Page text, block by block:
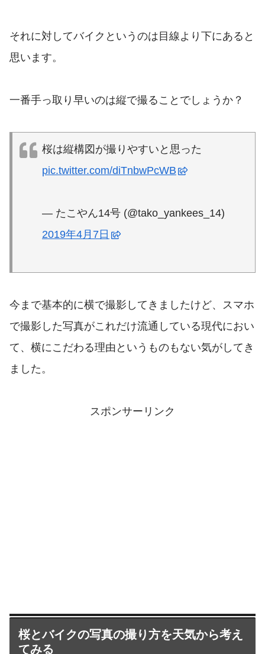
それに対してバイクというのは目線より下にあると
思います。
一番手っ取り早いのは縦で撮ることでしょうか？
桜は縦構図が撮りやすいと思った
pic.twitter.com/diTnbwPcWB
— たこやん14号 (@tako_yankees_14)
2019年4月7日
今まで基本的に横で撮影してきましたけど、スマホ
で撮影した写真がこれだけ流通している現代におい
て、横にこだわる理由というものもない気がしてき
ました。
スポンサーリンク
桜とバイクの写真の撮り方を天気から考え
てみる